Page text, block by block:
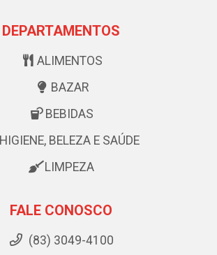
DEPARTAMENTOS
ALIMENTOS
BAZAR
BEBIDAS
HIGIENE, BELEZA E SAÚDE
LIMPEZA
FALE CONOSCO
(83) 3049-4100